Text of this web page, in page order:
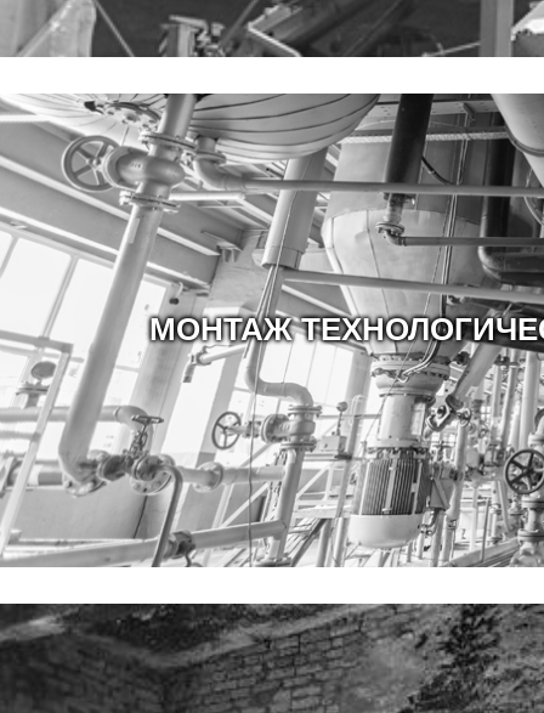
МОНТАЖ